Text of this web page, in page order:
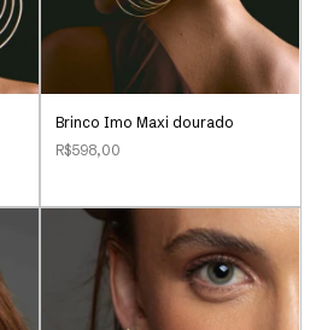
Brinco Imo Maxi dourado
R$598,00